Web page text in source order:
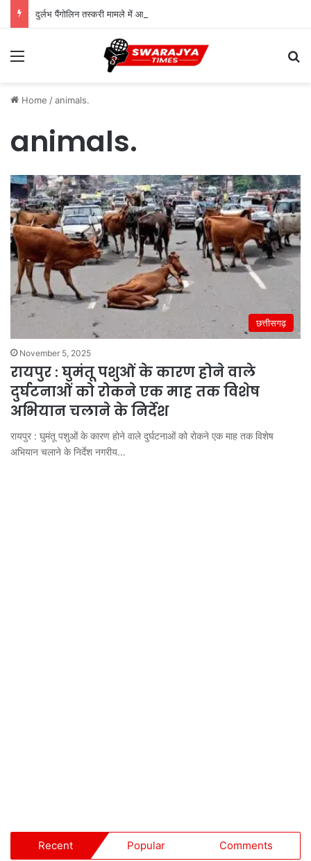
दुर्लभ पैंगोलिन तस्करी मामले में आरोपी की जमानत याचिका खारिज
Menu
Home /animals.
animals.
छत्तीसगढ़
November 5, 2025
रायपुर : घुमंतू पशुओं के कारण होने वाले
दुर्घटनाओं को रोकने एक माह तक विशेष
अभियान चलाने के निर्देश
रायपुर : घुमंतू पशुओं के कारण होने वाले दुर्घटनाओं को रोकने एक माह तक विशेष
अभियान चलाने के निर्देश नगरीय…
Recent Popular Comments